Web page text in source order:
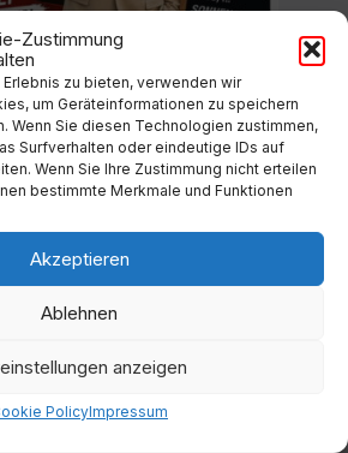
Zustimmung
zu bieten, verwenden wir
um Geräteinformationen zu speichern
Wenn Sie diesen Technologien zustimmen,
Surfverhalten oder eindeutige IDs auf
Wenn Sie Ihre Zustimmung nicht erteilen
bestimmte Merkmale und Funktionen
Akzeptieren
Ablehnen
anzeigen
PolicyImpressum
Weitensfeld